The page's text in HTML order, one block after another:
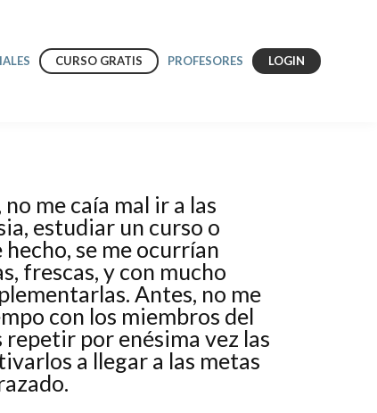
CURSO GRATIS PROFESORES LOGIN
me caía mal ir a las
estudiar un curso o
se me ocurrían
frescas, y con mucho
Antes, no me
con los miembros del
por enésima vez las
a llegar a las metas